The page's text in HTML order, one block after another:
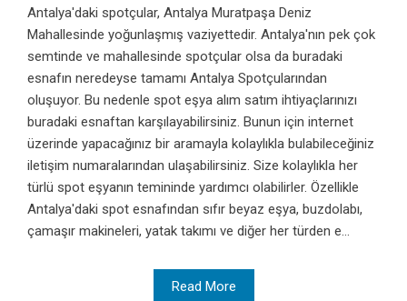
Antalya'daki spotçular, Antalya Muratpaşa Deniz
Mahallesinde yoğunlaşmış vaziyettedir. Antalya'nın pek çok
semtinde ve mahallesinde spotçular olsa da buradaki
esnafın neredeyse tamamı Antalya Spotçularından
oluşuyor. Bu nedenle spot eşya alım satım ihtiyaçlarınızı
buradaki esnaftan karşılayabilirsiniz. Bunun için internet
üzerinde yapacağınız bir aramayla kolaylıkla bulabileceğiniz
iletişim numaralarından ulaşabilirsiniz. Size kolaylıkla her
türlü spot eşyanın temininde yardımcı olabilirler. Özellikle
Antalya'daki spot esnafından sıfır beyaz eşya, buzdolabı,
çamaşır makineleri, yatak takımı ve diğer her türden e...
Read More